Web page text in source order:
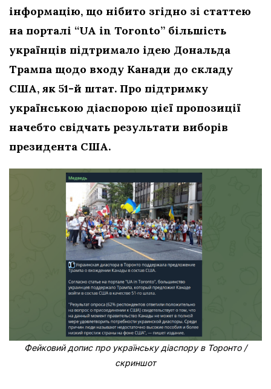
інформацію, що нібито згідно зі статтею
на порталі “UA in Toronto” більшість
українців підтримало ідею Дональда
Трампа щодо входу Канади до складу
США, як 51-й штат. Про підтримку
українською діаспорою цієї пропозиції
начебто свідчать результати виборів
президента США.
Фейковий допис про українську діаспору в Торонто /
скриншот